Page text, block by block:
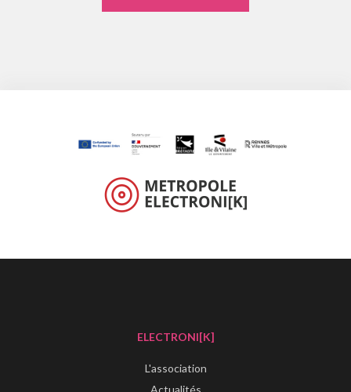
ELECTRONI[K]
L'association
Actualités